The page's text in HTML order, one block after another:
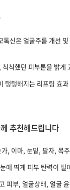
톡신은 얼굴주름 개선
칙했던 피부톤을 밝게
탱탱해지는 리프팅 효과
추천해드립니다
, 이마, 눈밑, 팔자, 목
에 띄게 피부 탄력이 떨
피부, 얼굴상태, 얼굴